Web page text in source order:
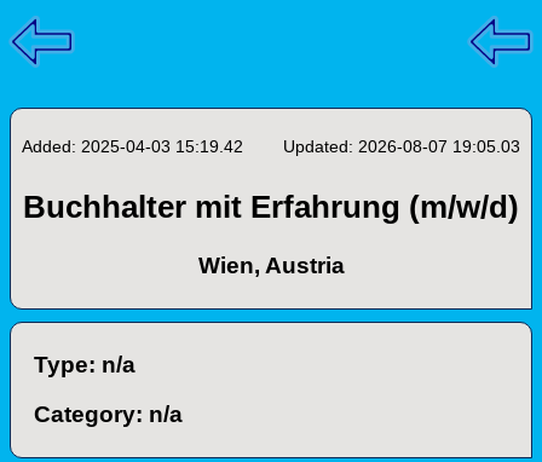
Added: 2025-04-03 15:19.42 Updated: 2026-08-07 19:05.03
Buchhalter mit Erfahrung (m/w/d)
Wien, Austria
Type: n/a
Category: n/a